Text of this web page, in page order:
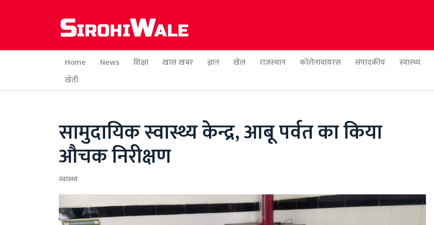
Home News शिक्षा खास खबर ज्ञान खेल राजस्थान कोरोनावायरस संपादकीय स्वास्थ्य
खेती
सामुदायिक स्वास्थ्य केन्द्र, आबू पर्वत का किया
औचक निरीक्षण
स्वास्थ्य